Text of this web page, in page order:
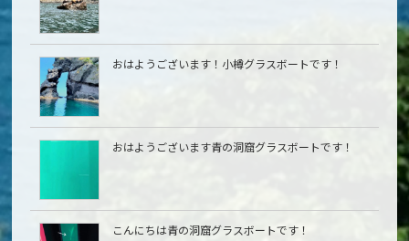
おはようございます！小樽グラスボートです！
おはようございます青の洞窟グラスボートです！
こんにちは青の洞窟グラスボートです！